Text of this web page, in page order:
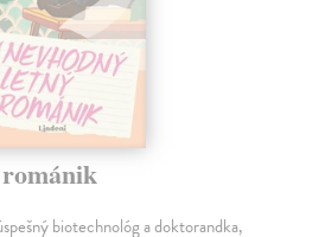
biotechnológ a doktorandka,